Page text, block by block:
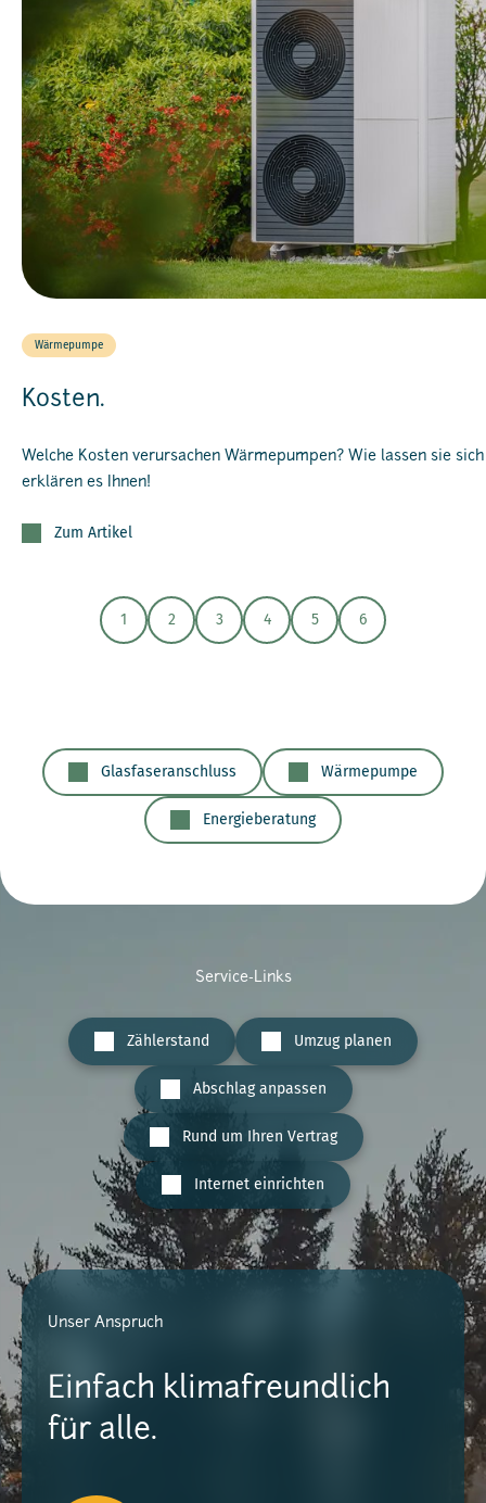
Wärmepumpe
Kosten.
Welche Kosten verursachen Wärmepumpen? Wie lassen sie
erklären es Ihnen!
Zum Artikel
1 2 3 4 5 6
Glasfaseranschluss Wärmepumpe
Energieberatung
Service-Links
Zählerstand Umzug planen
Abschlag anpassen
Rund um Ihren Vertrag
Internet einrichten
Unser Anspruch
Einfach klimafreundlich
für alle.